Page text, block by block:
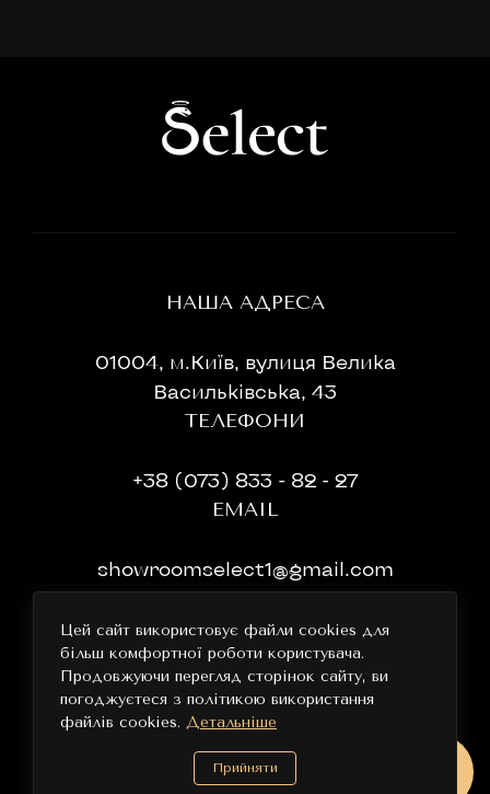
НАША АДРЕСА
01004, м.Київ, вулиця Велика
Васильківська, 43
ТЕЛЕФОНИ
+38 (073) 833 - 82 - 27
EMAIL
showroomselect1@gmail.com
ГРАФІК РОБОТИ
11:00-19:00 без перерви та вихідних
Цей сайт використовує файли cookies для
більш комфортної роботи користувача.
Продовжуючи перегляд сторінок сайту, ви
погоджуєтеся з політикою використання
файлів cookies. Детальніше
Прийняти